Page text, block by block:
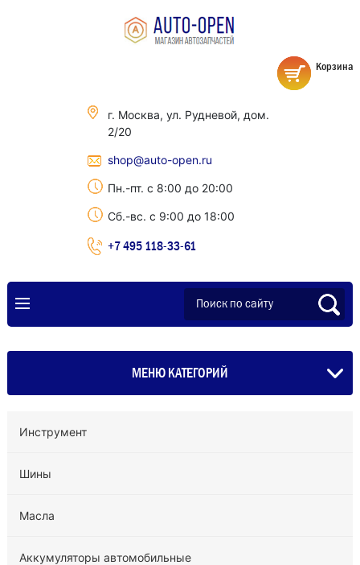
г. Москва, ул. Рудневой, дом.
2/20
shop@auto-open.ru
Пн.-пт. с 8:00 до 20:00
Сб.-вс. с 9:00 до 18:00
+7 495 118-33-61
Корзина
МЕНЮ КАТЕГОРИЙ
Инструмент
Шины
Масла
Аккумуляторы автомобильные